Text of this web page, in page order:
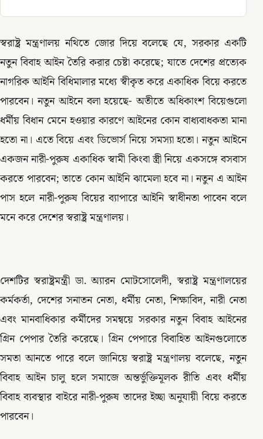
স্বরাষ্ট্র মন্ত্রণালয় নথিতে জোর দিয়ে বলেছে যে, সরকার একটি
নতুন বিবাহ আইন তৈরি করার চেষ্টা করেছে; যাতে দেশের প্রত্যেক
নাগরিক আইনি বিধিমালার মধ্যে স্বীকৃত করে একাধিক বিয়ে করতে
পারবেন। নতুন আইনে বলা হয়েছে- অতীতে অধিকাংশ বিয়েগুলো
ধর্মীয় বিধান মেনে হওয়ার কারণে আইনের কোন বাধ্যবাধকতা মানা
হতো না। এতে বিয়ে এবং ডিভোর্স নিয়ে সমস্যা হতো। নতুন আইনে
একজন নারী-পুরুষ একাধিক স্বামী কিংবা স্ত্রী নিয়ে একসঙ্গে বসবাস
করতে পারবেন; তাতে কোন আইনি ঝামেলা হবে না। নতুন এ আইন
পাস হলে নারী-পুরুষ বিয়ের ব্যাপারে আইনি স্বাধীনতা পাবেন বলে
মনে করে দেশের স্বরাষ্ট্র মন্ত্রণালয়।
দেশটির স্বরাষ্ট্রমন্ত্রী ডা. অ্যারন মোটসোলেদী, স্বরাষ্ট্র মন্ত্রণালয়ের
কর্মকর্তা, দেশের সনাতন নেতা, ধর্মীয় নেতা, শিক্ষাবিদ, নারী নেতা
এবং মানবাধিকার কর্মীদের সমন্বয়ে সরকার নতুন বিবাহ আইনের
গ্রিন পেপার তৈরি করেছে। গ্রিন পেপারে বিবাহিত আইনগুলোতে
সমতা আনতে পারে বলে জানিয়ে স্বরাষ্ট্র মন্ত্রণালয় বলেছে, নতুন
বিবাহ আইন চালু হলে সমাজে অন্তর্ভুক্তিমূলক রীতি এবং ধর্মীয়
বিবাহ ব্যবস্থার বাইরে নারী-পুরুষ তাদের ইচ্ছা অনুযায়ী বিয়ে করতে
পারবেন।